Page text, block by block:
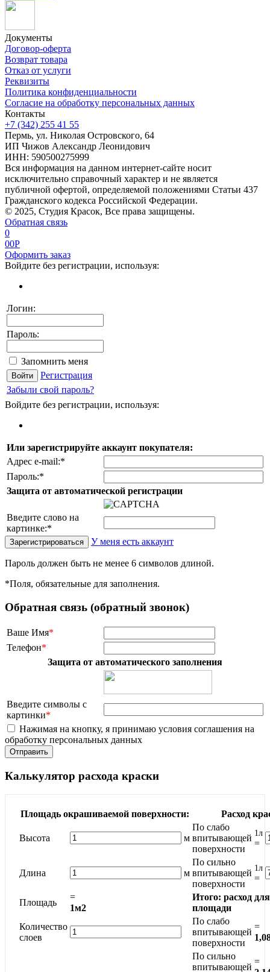
Документы
Договор-оферта
Возврат товара
Отказ от услуги
Реквизиты
Политика конфиденциальности
Согласие на обработку персональных данных
Контакты
+7 (342) 255 41 55
Пермь, ул. Николая Островского, 64
ИП Чижов Александр Леонидович
ИНН: 590500275999
Вся информация на данном интернет-сайте носит
исключительно справочный характер и не является
публичной офертой, определяемой положениями Статьи 437
Гражданского кодекса Российской Федерации.
© 2025, Студия Красок, Все права защищены.
Обратная связь
0
00P
Оформить заказ
Войдите без регистрации, используя:
Логин:
Пароль:
Запомнить меня
Регистрация
Забыли свой пароль?
Войдите без регистрации, используя:
Или зарегистрируйте аккаунт покупателя:
Адрес e-mail:*
Пароль:*
Защита от автоматической регистрации
Введите слово на
картинке:*
У меня есть аккаунт
Пароль должен быть не менее 6 символов длиной.
*Поля, обязательные для заполнения.
Обратная связь (обратный звонок)
Ваше Имя*
Телефон*
Защита от автоматического заполнения
Введите символы с
картинки*
Нажимая на кнопку, я принимаю условия соглашения на
обработку персональных данных
Калькулятор расхода краски
Площадь окрашиваемой поверхности: Расход
Высота м
По слабо
впитывающей
поверхности
1л
=
Длина м
По сильно
впитывающей
поверхности
1л
=
Площадь
=
1м2
Итого: расход
площади
Количество
слоев
По слабо
впитывающей
поверхности
=
По сильно
впитывающей
=